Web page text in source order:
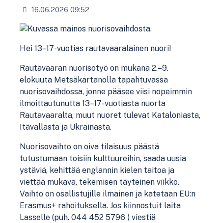
16.06.2026 09:52
Hei 13–17-vuotias rautavaaralainen nuori!
Rautavaaran nuorisotyö on mukana 2.–9.
elokuuta Metsäkartanolla tapahtuvassa
nuorisovaihdossa, jonne pääsee viisi nopeimmin
ilmoittautunutta 13–17-vuotiasta nuorta
Rautavaaralta, muut nuoret tulevat Kataloniasta,
Itävallasta ja Ukrainasta.
Nuorisovaihto on oiva tilaisuus päästä
tutustumaan toisiin kulttuureihin, saada uusia
ystäviä, kehittää englannin kielen taitoa ja
viettää mukava, tekemisen täyteinen viikko.
Vaihto on osallistujille ilmainen ja katetaan EU:n
Erasmus+ rahoituksella. Jos kiinnostuit laita
Lasselle (puh. 044 452 5796 ) viestiä